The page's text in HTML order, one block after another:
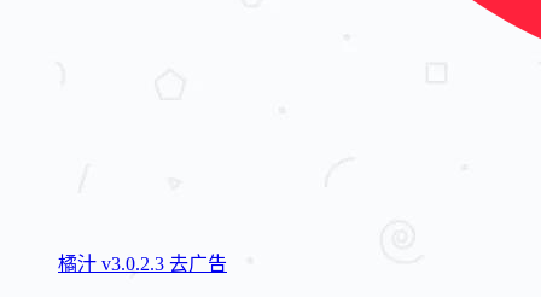
橘汁 v3.0.2.3 去广告